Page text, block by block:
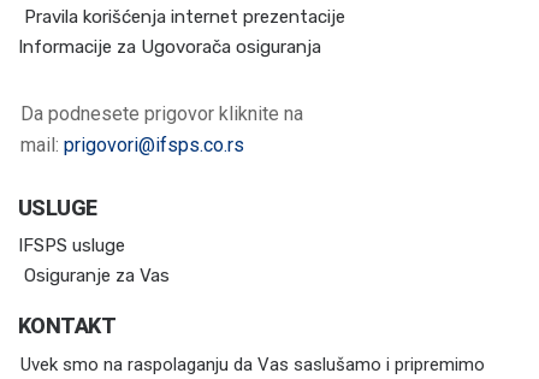
Pravila korišćenja internet prezentacije
Informacije za Ugovorača osiguranja
Da podnesete prigovor kliknite na
mail: prigovori@ifsps.co.rs
USLUGE
IFSPS usluge
Osiguranje za Vas
KONTAKT
Uvek smo na raspolaganju da Vas saslušamo i pripremimo